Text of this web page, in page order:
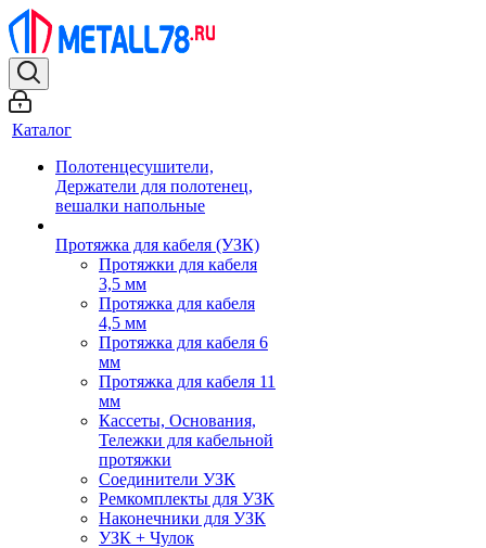
Каталог
Полотенцесушители,
Держатели для полотенец,
вешалки напольные
Протяжка для кабеля (УЗК)
Протяжки для кабеля
3,5 мм
Протяжка для кабеля
4,5 мм
Протяжка для кабеля 6
мм
Протяжка для кабеля 11
мм
Кассеты, Основания,
Тележки для кабельной
протяжки
Соединители УЗК
Ремкомплекты для УЗК
Наконечники для УЗК
УЗК + Чулок